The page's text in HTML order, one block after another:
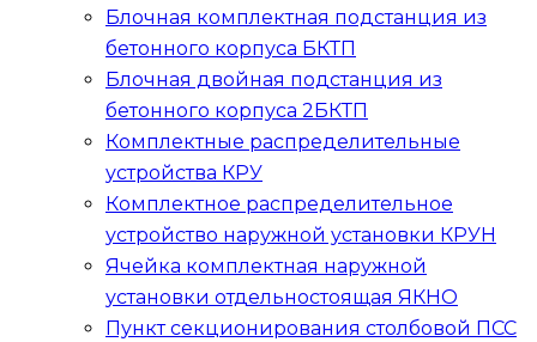
Блочная комплектная подстанция из
бетонного корпуса БКТП
Блочная двойная подстанция из
бетонного корпуса 2БКТП
Комплектные распределительные
устройства КРУ
Комплектное распределительное
устройство наружной установки КРУН
Ячейка комплектная наружной
установки отдельностоящая ЯКНО
Пункт секционирования столбовой ПСС